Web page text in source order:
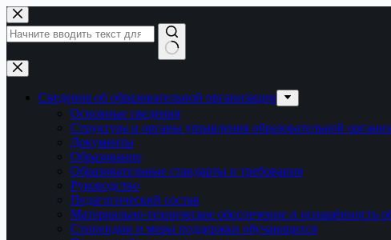
Перейти
к
сути
Ничего
не
найденоСведения об образовательной организации
Основные сведения
Структура и органы управления образовательной
Документы
Образование
Образовательные стандарты и требования
Руководство
Педагогический состав
Материально-техническое обеспечение и оснащённость
Стипендии и меры поддержки обучающихся